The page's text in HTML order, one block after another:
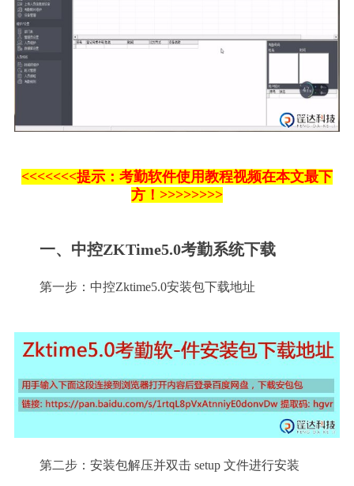
<<<<<<<提示：考勤软件使用教程视频在本文最下
方！>>>>>>>>
一、中控ZKTime5.0考勤系统下载
第一步：中控Zktime5.0安装包下载地址
第二步：安装包解压并双击 setup 文件进行安装